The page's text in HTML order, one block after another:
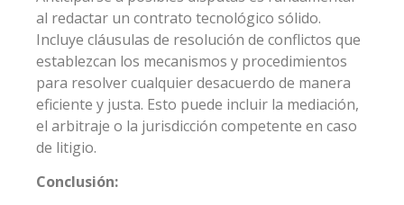
al redactar un contrato tecnológico sólido.
Incluye cláusulas de resolución de conflictos que
establezcan los mecanismos y procedimientos
para resolver cualquier desacuerdo de manera
eficiente y justa. Esto puede incluir la mediación,
el arbitraje o la jurisdicción competente en caso
de litigio.
Conclusión: